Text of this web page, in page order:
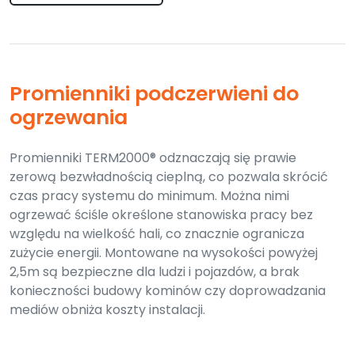
Promienniki podczerwieni do
ogrzewania
Promienniki TERM2000® odznaczają się prawie
zerową bezwładnością cieplną, co pozwala skrócić
czas pracy systemu do minimum. Można nimi
ogrzewać ściśle określone stanowiska pracy bez
względu na wielkość hali, co znacznie ogranicza
zużycie energii. Montowane na wysokości powyżej
2,5m są bezpieczne dla ludzi i pojazdów, a brak
konieczności budowy kominów czy doprowadzania
mediów obniża koszty instalacji.